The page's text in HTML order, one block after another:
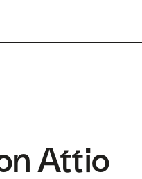
Attio